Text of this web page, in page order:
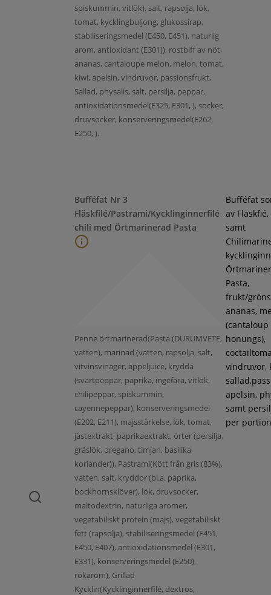
spiskummin, vitlök), salt, rapsolja, lök,
tomat, kycklingbuljong, glukossirap,
stabiliseringsmedel (E450, E451), naturlig
arom, antioxidant (E301)), rostbiff av nöt,
ananas, cantaloupe melon, melon, tomat,
kiwi, apelsin, vindruvor, passionsfrukt,
Sallad, physalis, salt, persilja, peppar,
antioxidationsmedel(E325, E301, ), socker,
druvsocker, konserveringsmedel(E262,
E250, ).
Bufféfat Nr 3
Fläskfilé/Pastrami/Kycklinginnerfilé
chili med Örtmarinerad Pasta
Penne örtmarinerad(Pasta (DURUMVETE,
vatten), marinad (vatten, rapsolja, salt,
vitvinsvinäger, äppeljuice, krydda
(svartpeppar, paprika, ingefära, vitlök,
chilipeppar, spiskummin,
cayennepeppar), konserveringsmedel
(E202, E211), majsstärkelse, lök, tomat,
jästextrakt, paprikaextrakt, örter (persilja,
gräslök, oregano, timjan, basilika,
koriander)), Pastrami(Kött från gris (83%),
vatten, salt, kryddor (bl.a. paprika,
bockhornsklöver), lök, druvsocker,
maltodextrin, naturliga aromer,
vegetabiliskt protein (majs), vegetabiliskt
fett (rapsolja), stabiliseringsmedel (E451,
E450, E407), antioxidationsmedel (E301,
E331), konserveringsmedel (E250),
rökarom), Grillad
Kycklin(Kycklinginnerfilé, dextros,
Bufféfat
av
samt
Pasta,
frukt/
ananas,
(cantaloup
honungs),
vindruvor,
apelsin,
samt
per